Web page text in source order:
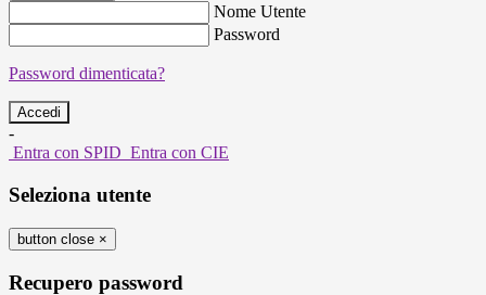
Nome Utente
Password
Password dimenticata?
-
Entra con SPID Entra con CIE
Seleziona utente
button close ×
Recupero password